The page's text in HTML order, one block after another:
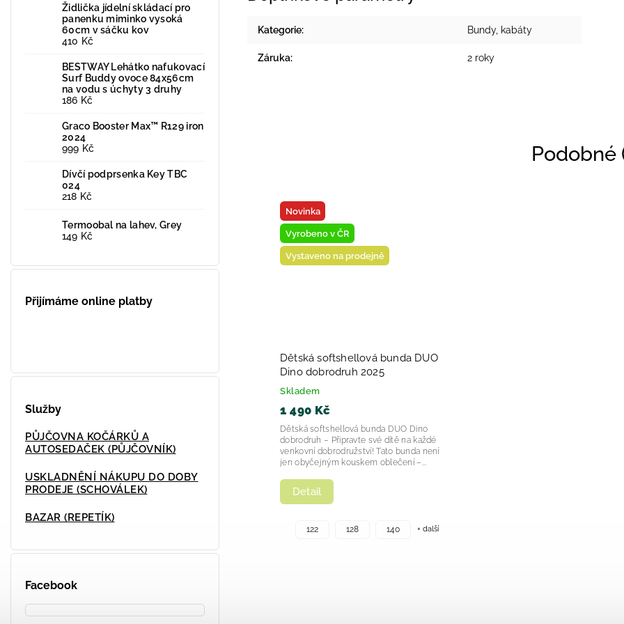
Židlička jídelní skládací pro
panenku miminko vysoká
60cm v sáčku kov
410 Kč
BESTWAY Lehátko nafukovací
Surf Buddy ovoce 84x56cm
na vodu s úchyty 3 druhy
186 Kč
Graco Booster Max™ R129 iron
2024
999 Kč
Dívčí podprsenka Key TBC
024
218 Kč
Termoobal na lahev, Grey
149 Kč
Přijímáme online platby
Služby
PŮJČOVNA KOČÁRKŮ A
AUTOSEDAČEK (PŮJČOVNÍK)
USKLADNĚNÍ NÁKUPU DO DOBY
PRODEJE (SCHOVÁLEK)
BAZAR (REPETÍK)
Facebook
Kategorie: Bundy, kabáty
Záruka: 2 roky
Podobné
Novinka
Vyrobeno v ČR
Vystaveno na prodejně
Dětská softshellová bunda DUO
Dino dobrodruh 2025
Skladem
1 490 Kč
Detail
Dětská softshellová bunda DUO Dino
dobrodruh – Připravte své dítě na každé
venkovní dobrodružství! Tato bunda není
jen obyčejným kouskem oblečení –...
122 128 140 + další